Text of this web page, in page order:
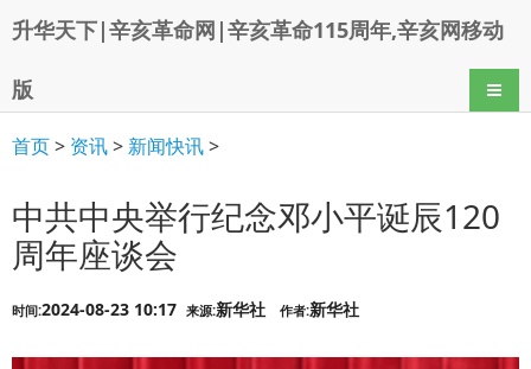
升华天下|辛亥革命网|辛亥革命115周年,辛亥网移动
版 导航
首页> 资讯> 新闻快讯>
中共中央举行纪念邓小平诞辰120
周年座谈会
时间:2024-08-23 10:17 来源:新华社 作者:新华社